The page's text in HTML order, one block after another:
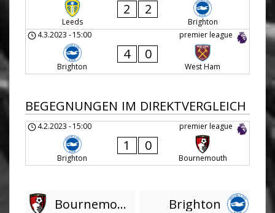
Leeds
2 2
Brighton
premier league
4.3.2023 -15:00
Brighton
4 0
West Ham
BEGEGNUNGEN IM DIREKTVERGLEICH
premier league
4.2.2023 -15:00
Brighton
1 0
Bournemouth
Bournemouth Brighton